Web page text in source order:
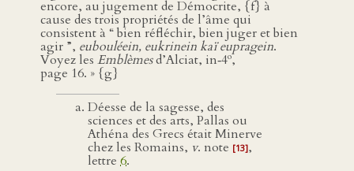
encore, au jugement de Démocrite, {f} à
cause des trois propriétés de l’âme qui
consistent à “ bien réfléchir, bien juger et bien
agir ”, eubouléein, eukrinein kaï eupragein.
Voyez les Emblèmesd’Alciat, in‑4o,
page 16. » {g}
Déesse de la sagesse, des
sciences et des arts, Pallas ou
Athéna des Grecs était Minerve
chez les Romains, v. note [13],
lettre 6.